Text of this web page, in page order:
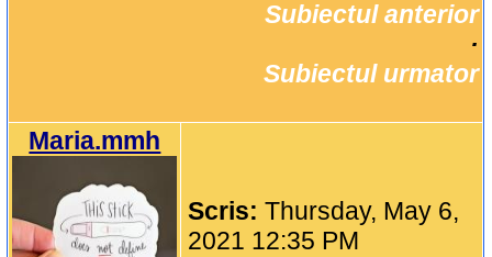
Subiectul anterior
Subiectul urmator
Maria.mmh
Scris:Thursday, May 6,
2021 12:35 PM